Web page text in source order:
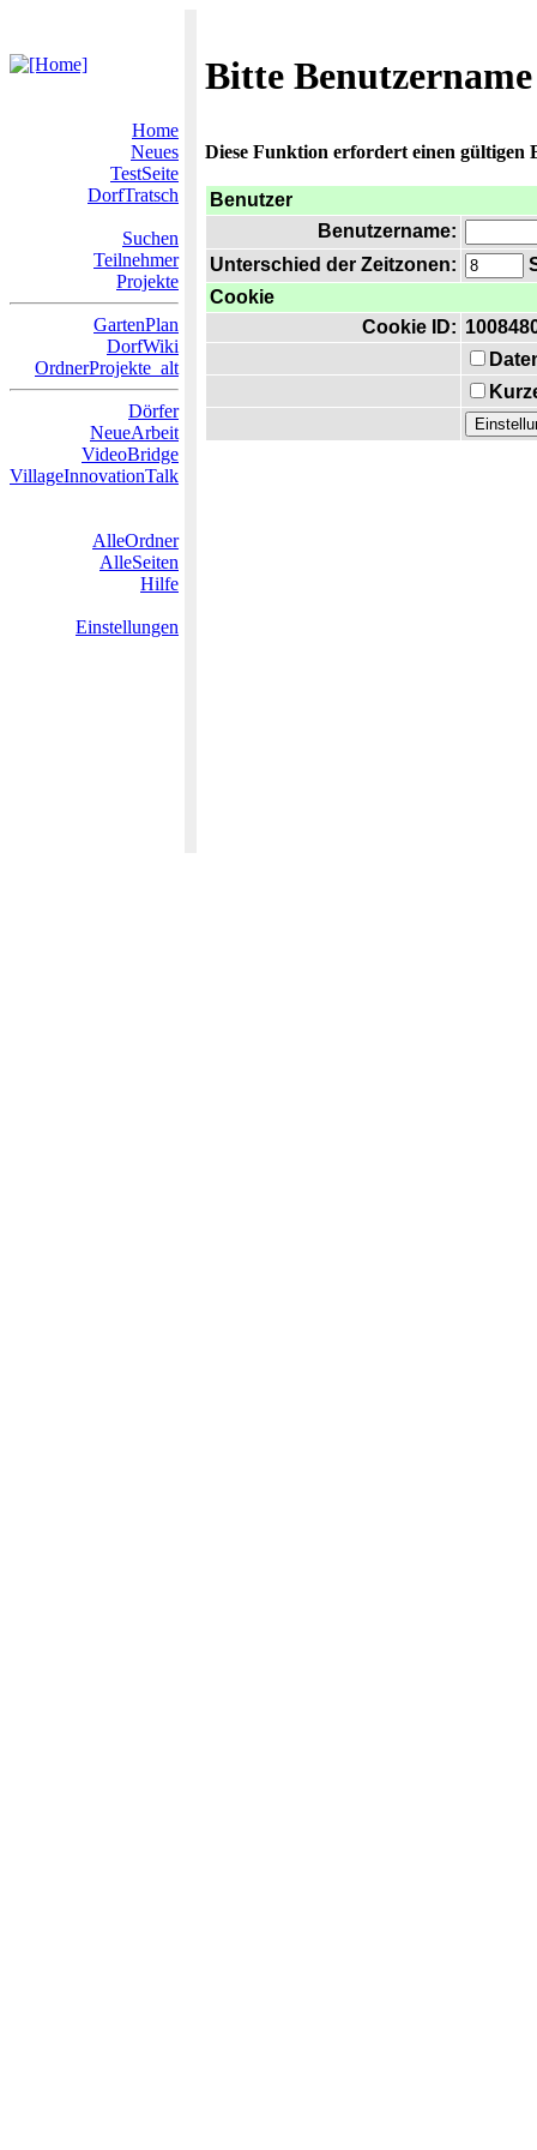
Bitte
Home
Neues
TestSeite
DorfTratsch
Suchen
Teilnehmer
Projekte
GartenPlan
DorfWiki
OrdnerProjekte_alt
Dörfer
NeueArbeit
VideoBridge
VillageInnovationTalk
AlleOrdner
AlleSeiten
Hilfe
Einstellungen
Diese Funktion erfordert einen gültigen
Benutzer
Benutzername:
Unterschied der Zeitzonen:
Cookie
Cookie ID: